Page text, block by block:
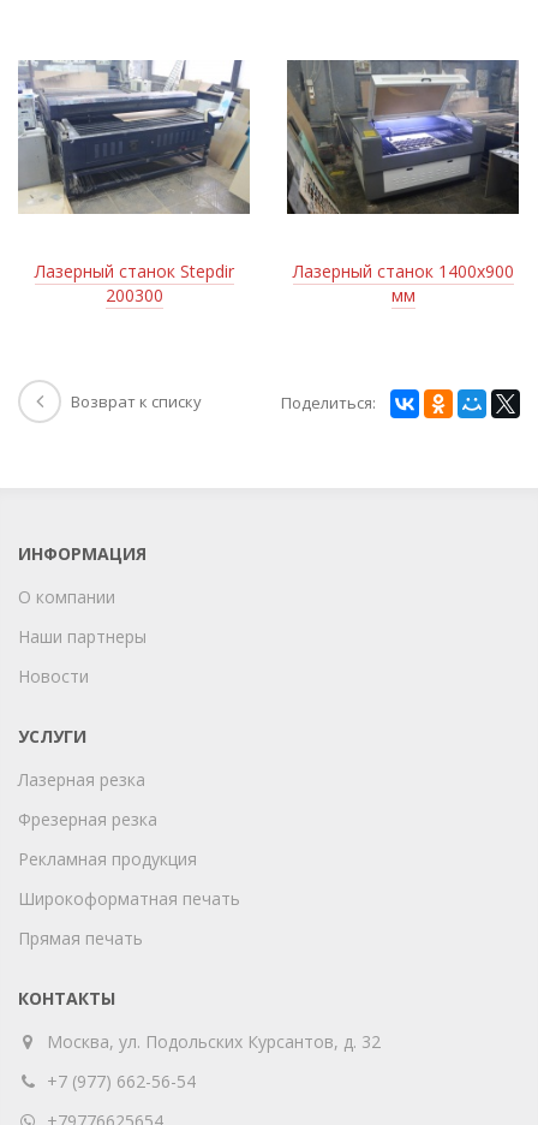
Лазерный станок Stepdir
200300
Лазерный станок 1400х900
мм
Возврат к списку Поделиться:
ИНФОРМАЦИЯ
О компании
Наши партнеры
Новости
УСЛУГИ
Лазерная резка
Фрезерная резка
Рекламная продукция
Широкоформатная печать
Прямая печать
КОНТАКТЫ
Москва, ул. Подольских Курсантов, д. 32
+7 (977) 662-56-54